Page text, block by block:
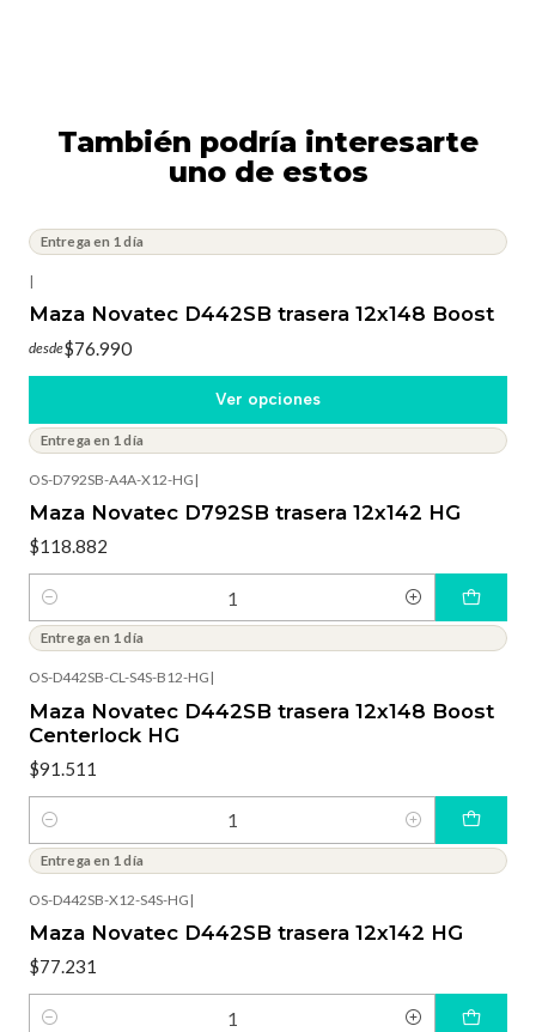
También podría interesarte
uno de estos
Entrega en 1 día
|
Maza Novatec D442SB trasera 12x148 Boost
desde$76.990
Ver opciones
Entrega en 1 día
OS-D792SB-A4A-X12-HG |
Maza Novatec D792SB trasera 12x142 HG
$118.882
Cantidad
Entrega en 1 día
OS-D442SB-CL-S4S-B12-HG |
Maza Novatec D442SB trasera 12x148 Boost
Centerlock HG
$91.511
Cantidad
Entrega en 1 día
OS-D442SB-X12-S4S-HG |
Maza Novatec D442SB trasera 12x142 HG
$77.231